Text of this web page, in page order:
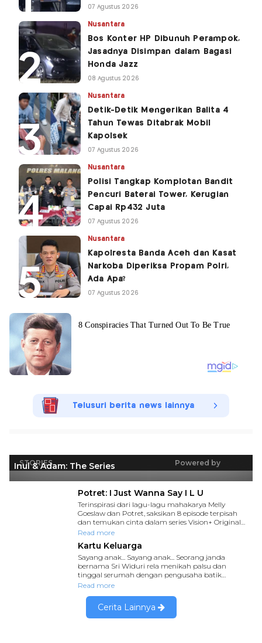
07 Agustus 2026
Nusantara
Bos Konter HP Dibunuh Perampok,
Jasadnya Disimpan dalam Bagasi
Honda Jazz
08 Agustus 2026
Nusantara
Detik-Detik Mengerikan Balita 4
Tahun Tewas Ditabrak Mobil
Kapolsek
07 Agustus 2026
Nusantara
Polisi Tangkap Komplotan Bandit
Pencuri Baterai Tower, Kerugian
Capai Rp432 Juta
07 Agustus 2026
Nusantara
Kapolresta Banda Aceh dan Kasat
Narkoba Diperiksa Propam Polri,
Ada Apa?
07 Agustus 2026
Telusuri berita news lainnya